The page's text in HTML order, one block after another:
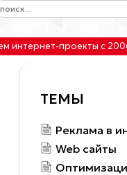
интернет-проекты с
ТЕМЫ
Реклама в
Web сайты